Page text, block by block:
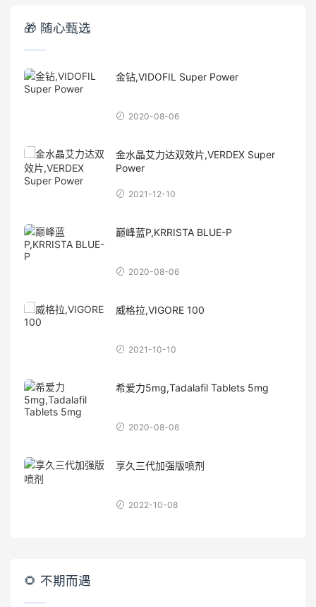
🎁 随心甄选
金钻,VIDOFIL Super Power
2020-08-06
金水晶艾力达双效片,VERDEX Super
Power
2021-12-10
巅峰蓝P,KRRISTA BLUE-P
2020-08-06
威格拉,VIGORE 100
2021-10-10
希爱力5mg,Tadalafil Tablets 5mg
2020-08-06
享久三代加强版喷剂
2022-10-08
🌻 不期而遇